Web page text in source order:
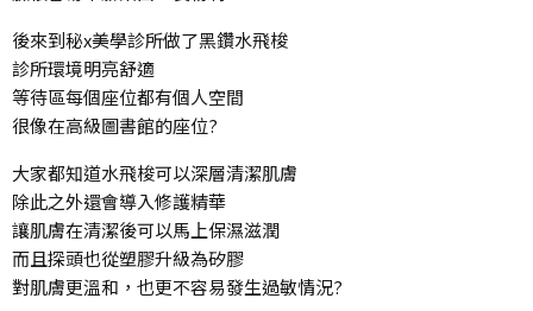
後來到秘x美學診所做了黑鑽水飛梭
診所環境明亮舒適
等待區每個座位都有個人空間
很像在高級圖書館的座位?
大家都知道水飛梭可以深層清潔肌膚
除此之外還會導入修護精華
讓肌膚在清潔後可以馬上保濕滋潤
而且探頭也從塑膠升級為矽膠
對肌膚更溫和，也更不容易發生過敏情況?